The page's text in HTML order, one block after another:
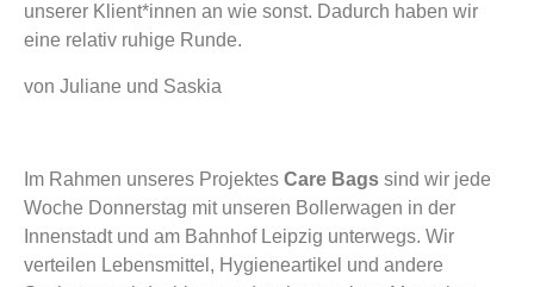
unserer Klient*innen an wie sonst. Dadurch haben wir
eine relativ ruhige Runde.
von Juliane und Saskia
Im Rahmen unseres Projektes Care Bags sind wir jede
Woche Donnerstag mit unseren Bollerwagen in der
Innenstadt und am Bahnhof Leipzig unterwegs. Wir
verteilen Lebensmittel, Hygieneartikel und andere